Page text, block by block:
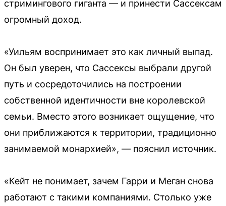
стримингового гиганта — и принести Сассексам
огромный доход.
«Уильям воспринимает это как личный выпад.
Он был уверен, что Сассексы выбрали другой
путь и сосредоточились на построении
собственной идентичности вне королевской
семьи. Вместо этого возникает ощущение, что
они приближаются к территории, традиционно
занимаемой монархией», — пояснил источник.
«Кейт не понимает, зачем Гарри и Меган снова
работают с такими компаниями. Столько уже